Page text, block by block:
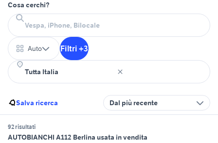
Cosa cerchi?
Auto Filtri +3
Salva ricerca Dal più recente
92 risultati
AUTOBIANCHI A112 Berlina usata in vendita